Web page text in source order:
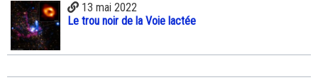
13 mai 2022
Le trou noir de la Voie lactée